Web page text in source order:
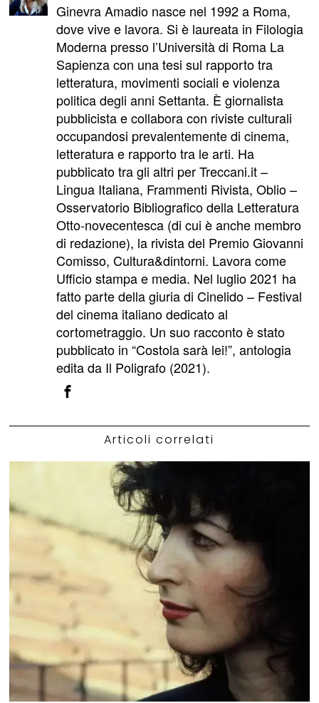
Ginevra Amadio nasce nel 1992 a Roma,
dove vive e lavora. Si è laureata in Filologia
Moderna presso l’Università di Roma La
Sapienza con una tesi sul rapporto tra
letteratura, movimenti sociali e violenza
politica degli anni Settanta. È giornalista
pubblicista e collabora con riviste culturali
occupandosi prevalentemente di cinema,
letteratura e rapporto tra le arti. Ha
pubblicato tra gli altri per Treccani.it –
Lingua Italiana, Frammenti Rivista, Oblio –
Osservatorio Bibliografico della Letteratura
Otto-novecentesca (di cui è anche membro
di redazione), la rivista del Premio Giovanni
Comisso, Cultura&dintorni. Lavora come
Ufficio stampa e media. Nel luglio 2021 ha
fatto parte della giuria di Cinelido – Festival
del cinema italiano dedicato al
cortometraggio. Un suo racconto è stato
pubblicato in “Costola sarà lei!”, antologia
edita da Il Poligrafo (2021).
Articoli correlati